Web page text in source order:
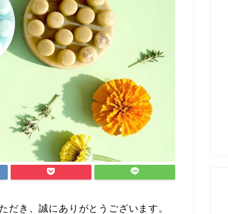
だき、誠にありがとうございます。